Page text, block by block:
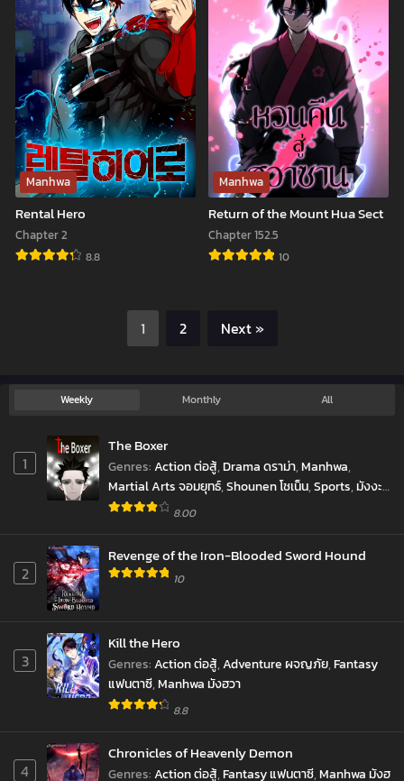
The
Urban
Immortal
Cultivator
Manhwa
Rental Hero
Chapter 2
8.8
Manhwa
Return of the Mount Hua Sect
Chapter 152.5
10
the
Hua
1 2 Next »
Weekly Monthly All
1
The Boxer
Genres:Action ต่อสู้,Drama ดราม่า,Manhwa,
Martial Arts จอมยุทธ์,Shounen โชเน็น,Sports,มังงะ
เกาหลี,มังฮวา8.00
2
Revenge of the Iron-Blooded Sword Hound
10
3
Kill the Hero
Genres:Action ต่อสู้,Adventure ผจญภัย,Fantasy
แฟนตาซี,Manhwa มังฮวา
8.8
4
Chronicles of Heavenly Demon
Genres:Action ต่อสู้,Fantasy แฟนตาซี,Manhwa มังฮ